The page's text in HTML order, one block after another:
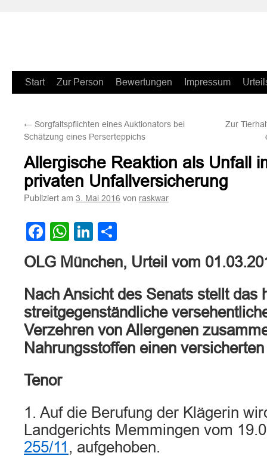
Zum
springen
Start Zur Person Bewertungen Impressum
← Sorgfaltspflichten eines Auktionators bei
Schätzung eines Perserteppichs
Zur
Allergische Reaktion als Unfall
privaten Unfallversicherung
Publiziert am 3. Mai 2016 von raskwar
Facebook
WhatsApp
LinkedIn
OLG München, Urteil vom
Nach Ansicht des Senats stellt das
streitgegenständliche
Verzehren von Allergenen
Nahrungsstoffen einen
Tenor
1. Auf die Berufung der Klägerin
Landgerichts Memmingen vom
255/11 , aufgehoben.